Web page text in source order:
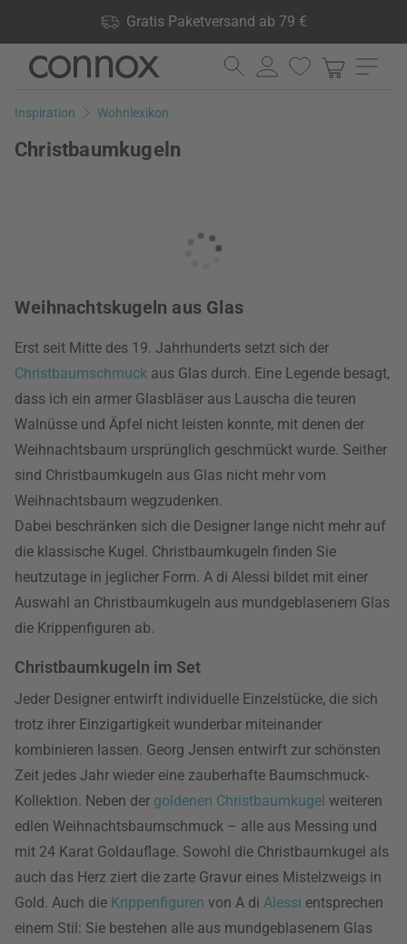
Gratis Paketversand ab 79 €
lagernd, 60 Tage Rückgaberecht
Direkt
Seiteninhalt
Direkt
Suchfeld
Inspiration Wohnlexikon
Christbaumkugeln
Weihnachtskugeln aus Glas
Erst seit Mitte des 19. Jahrhunderts setzt sich der
Christbaumschmuck aus Glas durch. Eine Legende besagt,
dass ich ein armer Glasbläser aus Lauscha die teuren
Walnüsse und Äpfel nicht leisten konnte, mit denen der
Weihnachtsbaum ursprünglich geschmückt wurde. Seither
sind Christbaumkugeln aus Glas nicht mehr vom
Weihnachtsbaum wegzudenken.
Dabei beschränken sich die Designer lange nicht mehr auf
die klassische Kugel. Christbaumkugeln finden Sie
heutzutage in jeglicher Form. A di Alessi bildet mit einer
Auswahl an Christbaumkugeln aus mundgeblasenem Glas
die Krippenfiguren ab.
Christbaumkugeln im Set
Jeder Designer entwirft individuelle Einzelstücke, die sich
trotz ihrer Einzigartigkeit wunderbar miteinander
kombinieren lassen. Georg Jensen entwirft zur schönsten
Zeit jedes Jahr wieder eine zauberhafte Baumschmuck-
Kollektion. Neben der goldenen Christbaumkugel weiteren
edlen Weihnachtsbaumschmuck – alle aus Messing und
mit 24 Karat Goldauflage. Sowohl die Christbaumkugel als
auch das Herz ziert die zarte Gravur eines Mistelzweigs in
Gold. Auch die Krippenfiguren von A di Alessi entsprechen
einem Stil: Sie bestehen alle aus mundgeblasenem Glas